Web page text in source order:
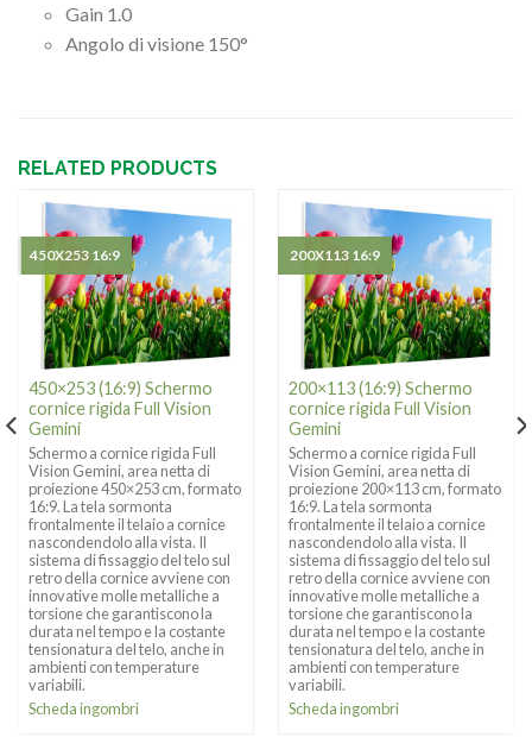
Gain 1.0
Angolo di visione 150°
RELATED PRODUCTS
450×253 (16:9) Schermo
cornice rigida Full Vision
Gemini
Schermo a cornice rigida Full
Vision Gemini, area netta di
proiezione 450×253 cm, formato
16:9. La tela sormonta
frontalmente il telaio a cornice
nascondendolo alla vista. Il
sistema di fissaggio del telo sul
retro della cornice avviene con
innovative molle metalliche a
torsione che garantiscono la
durata nel tempo e la costante
tensionatura del telo, anche in
ambienti con temperature
variabili.
Scheda ingombri
450X253 16:9
200×113 (16:9) Schermo
cornice rigida Full Vision
Gemini
Schermo a cornice rigida Full
Vision Gemini, area netta di
proiezione 200×113 cm, formato
16:9. La tela sormonta
frontalmente il telaio a cornice
nascondendolo alla vista. Il
sistema di fissaggio del telo sul
retro della cornice avviene con
innovative molle metalliche a
torsione che garantiscono la
durata nel tempo e la costante
tensionatura del telo, anche in
ambienti con temperature
variabili.
Scheda ingombri
200X113 16:9